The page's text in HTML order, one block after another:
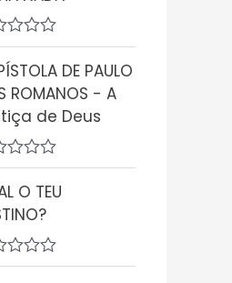
DE PAULO
ROMANOS - A
de Deus
O TEU